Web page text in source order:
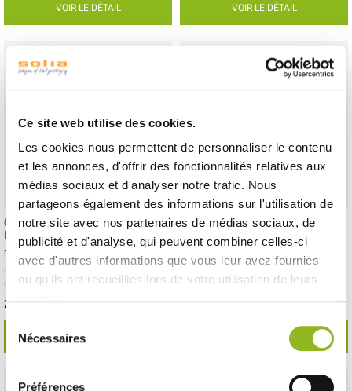
Ce site web utilise des cookies.
Les cookies nous permettent de personnaliser le contenu
et les annonces, d'offrir des fonctionnalités relatives aux
médias sociaux et d'analyser notre trafic. Nous
partageons également des informations sur l'utilisation de
notre site avec nos partenaires de médias sociaux, de
publicité et d'analyse, qui peuvent combiner celles-ci
avec d'autres informations que vous leur avez fournies
ou qu'ils ont recueillies lors de votre utilisation de leurs
Sélection
Nécessaires
Préférences
VOIR LE DÉTAIL VOIR LE DÉTAIL
Couvercle RPET pour assiette
Imagine 110x110 mm
Référence :VF42006
- 114x114x43 mm
carton
26,84 € Le carton
VOIR LE DÉTAIL
Couvercle RPET pour assiette
Imagine 160x160 mm
Référence :VF42016
carton
VOIR LE DÉTAIL